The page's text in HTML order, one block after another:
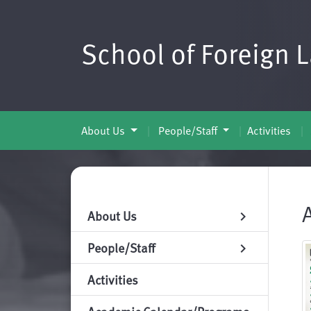
School of Foreign
About Us People/Staff Activities
About Us chevron_right
People/Staff chevron_right
Activities